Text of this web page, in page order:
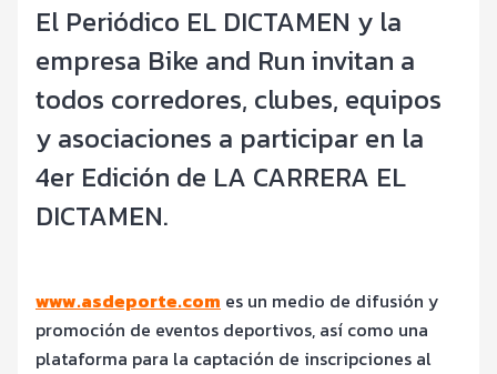
El Periódico EL DICTAMEN y la
empresa Bike and Run invitan a
todos corredores, clubes, equipos
y asociaciones a participar en la
4er Edición de LA CARRERA EL
DICTAMEN.
www.asdeporte.com es un medio de difusión y
promoción de eventos deportivos, así como una
plataforma para la captación de inscripciones al